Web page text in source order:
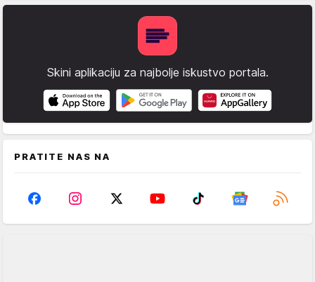
Skini aplikaciju za najbolje iskustvo portala.
PRATITE NAS NA